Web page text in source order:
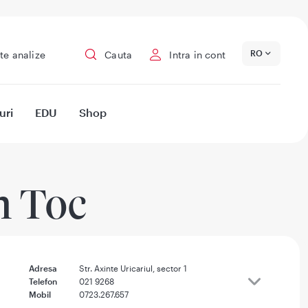
analize Cauta Intra in cont RO
EDU Shop
Toc
Adresa
Str. Axinte Uricariul, sector 1
Telefon
021 9268
Mobil
0723.267.657